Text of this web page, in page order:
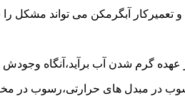
آبگرمکن می تواند مشکل
عهده گرم شدن آب برآید،آنگاه وجودش
در مبدل های حرارتی،رسوب در